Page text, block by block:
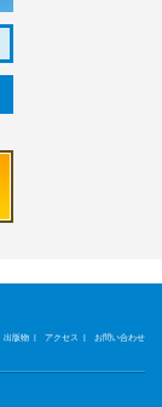
出版物| アクセス | お問い合わせ